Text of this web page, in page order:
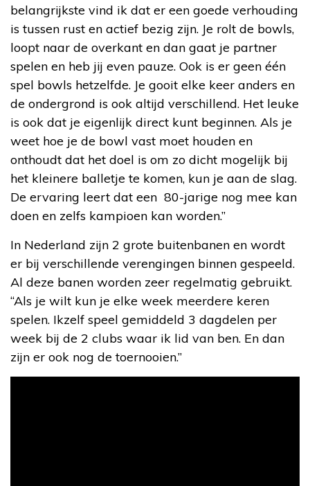
belangrijkste vind ik dat er een goede verhouding
is tussen rust en actief bezig zijn. Je rolt de bowls,
loopt naar de overkant en dan gaat je partner
spelen en heb jij even pauze. Ook is er geen één
spel bowls hetzelfde. Je gooit elke keer anders en
de ondergrond is ook altijd verschillend. Het leuke
is ook dat je eigenlijk direct kunt beginnen. Als je
weet hoe je de bowl vast moet houden en
onthoudt dat het doel is om zo dicht mogelijk bij
het kleinere balletje te komen, kun je aan de slag.
De ervaring leert dat een 80-jarige nog mee kan
doen en zelfs kampioen kan worden.”
In Nederland zijn 2 grote buitenbanen en wordt
er bij verschillende verengingen binnen gespeeld.
Al deze banen worden zeer regelmatig gebruikt.
“Als je wilt kun je elke week meerdere keren
spelen. Ikzelf speel gemiddeld 3 dagdelen per
week bij de 2 clubs waar ik lid van ben. En dan
zijn er ook nog de toernooien.”